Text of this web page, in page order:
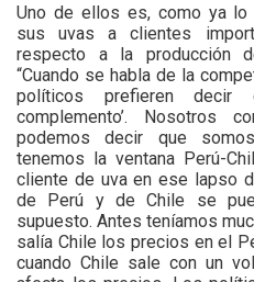
Uno de ellos es, como ya lo
sus uvas a clientes
respecto a la producción
“Cuando se habla de la
políticos prefieren
complemento’. Nosotros
podemos decir que
tenemos la ventana Perú-
cliente de uva en ese lapso
de Perú y de Chile se
supuesto. Antes teníamos
salía Chile los precios en el
cuando Chile sale con un